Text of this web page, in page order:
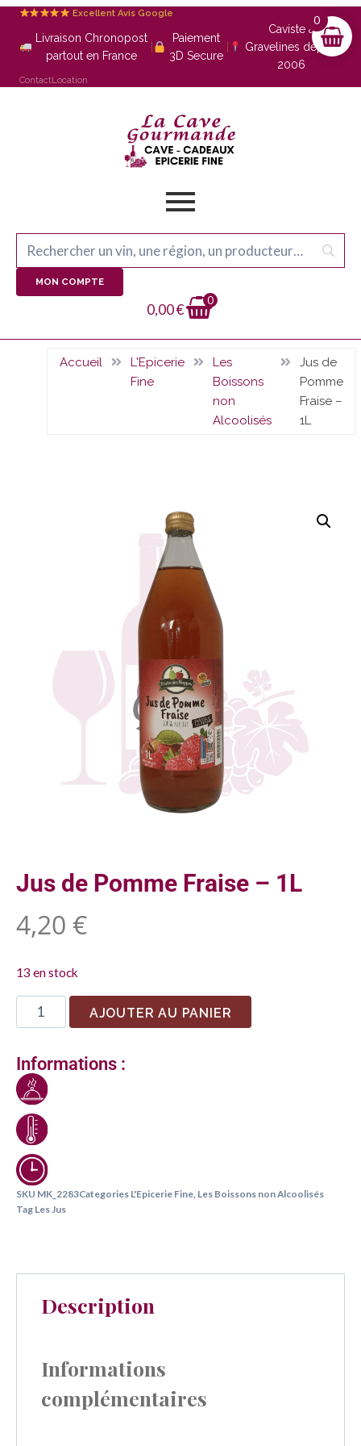
Excellent Avis Google
Livraison Chronopost
partout en France
Paiement
3D Secure
Caviste à
Gravelines depuis
2006
ContactLocation
MON COMPTE
0,00€
0
Accueil
L'Epicerie
Fine
Les
Boissons
non
Alcoolisés
Jus de
Pomme
Fraise –
1L
Jus de Pomme Fraise – 1L
4,20 €
13 en stock
AJOUTER AU PANIER
Informations :
SKU MK_2283Categories L'Epicerie Fine Les Boissons non Alcoolisés
Tag Les Jus
Description
Informations
complémentaires
0